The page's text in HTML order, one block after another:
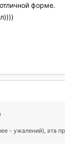
форме.
- ужалений), эта